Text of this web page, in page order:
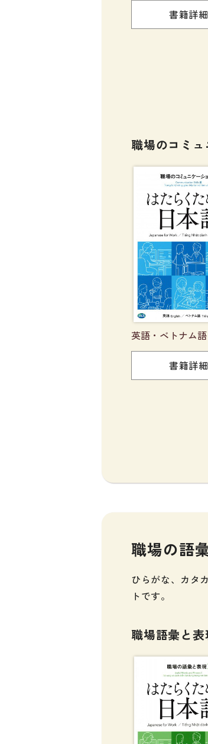
書籍詳細
職場のコミ
英語・ベトナム語
書籍詳細
職場の語
ひらがな、カタ
トです。
職場語彙と表